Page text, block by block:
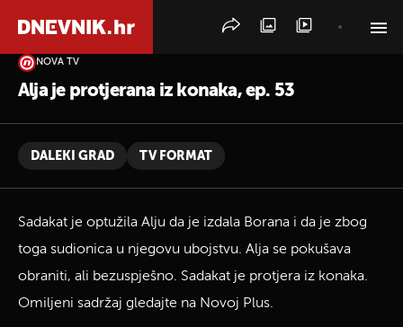
NOVA TV
Alja je protjerana iz konaka, ep. 53
DALEKI GRAD TV FORMAT
Sadakat je optužila Alju da je izdala Borana i da je zbog
toga sudionica u njegovu ubojstvu. Alja se pokušava
obraniti, ali bezuspješno. Sadakat je protjera iz konaka.
Omiljeni sadržaj gledajte na Novoj Plus.
PRETRAŽITE VIJESTI